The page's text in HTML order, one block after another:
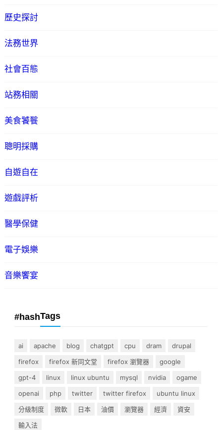
歷史探討
法務世界
社會百態
站務相關
美食饕餮
聰明採購
自遊自在
遊戲評析
醫學保健
電子娛樂
音樂饗宴
#hashTags
ai apache blog chatgpt cpu dram
drupal
firefox
firefox 新同文堂 firefox 瀏覽器
google
gpt-4
linux linux ubuntu mysql nvidia
ogame
openai
php twitter twitter firefox
ubuntu linux
分級制度
微軟 日本 油價 瀏覽器 經濟
資安
輸入法